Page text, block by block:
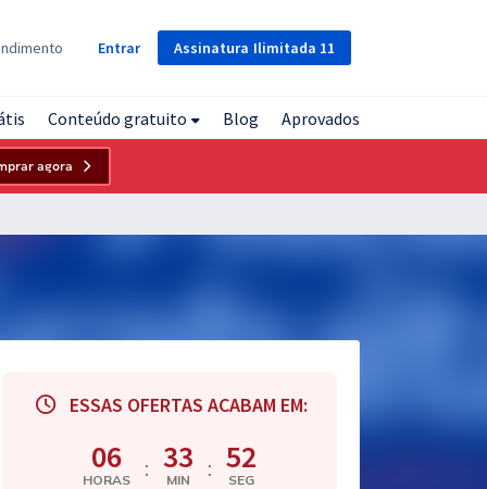
Assinatura Ilimitada 11
Entrar
Conteúdo gratuito Blog Aprovados
agora
ESSAS OFERTAS ACABAM EM:
06
HORAS : 33
MIN : 51
SEG